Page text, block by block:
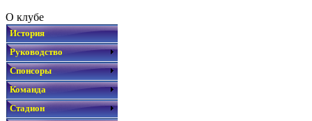
О клубе
История
Руководство
Спонсоры
Команда
Стадион